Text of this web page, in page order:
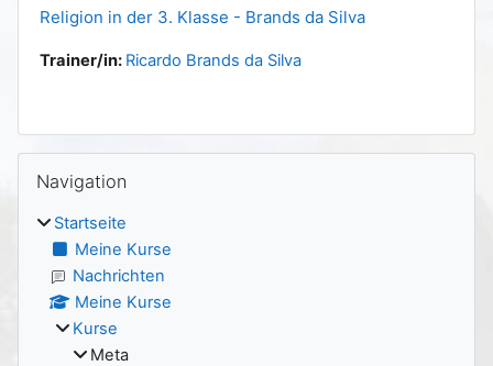
Religion in der 3. Klasse - Brands da Silva
Trainer/in: Ricardo Brands da Silva
Blöcke
Navigation
Startseite
Meine Kurse
Nachrichten
Meine Kurse
Kurse
Meta